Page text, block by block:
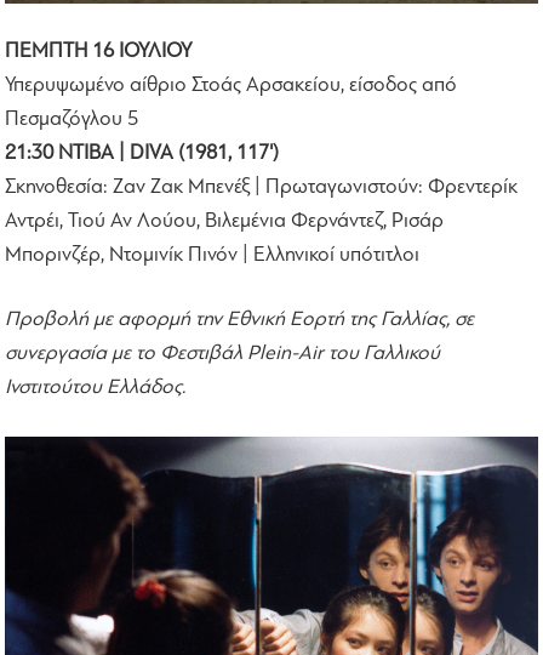
ΠΕΜΠΤΗ 16 ΙΟΥΛΙΟΥ
Υπερυψωμένο αίθριο Στοάς Αρσακείου, είσοδος από
Πεσμαζόγλου 5
21:30 ΝΤΙΒΑ | DIVA (1981, 117')
Σκηνοθεσία: Ζαν Ζακ Μπενέξ | Πρωταγωνιστούν: Φρεντερίκ
Αντρέι, Τιού Αν Λούου, Βιλεμένια Φερνάντεζ, Ρισάρ
Μπορινζέρ, Ντομινίκ Πινόν | Ελληνικοί υπότιτλοι
Προβολή με αφορμή την Εθνική Εορτή της Γαλλίας, σε
συνεργασία με το Φεστιβάλ Plein-Air του Γαλλικού
Ινστιτούτου Ελλάδος.